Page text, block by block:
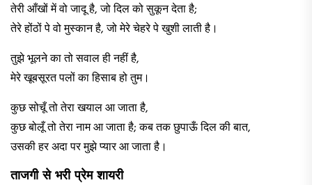
​तेरी आँखों में वो जादू है, जो दिल को सुकून देता है;
तेरे होंठों पे वो मुस्कान है, जो मेरे चेहरे पे खुशी लाती है।​
​तुझे भूलने का तो सवाल ही नहीं है,
मेरे खूबसूरत पलों का हिसाब हो तुम। ​
​कुछ सोचूँ तो तेरा खयाल आ जाता है,
कुछ बोलूँ तो तेरा नाम आ जाता है; कब तक छुपाऊँ दिल की बात,
उसकी हर अदा पर मुझे प्यार आ जाता है।
ताजगी से भरी प्रेम शायरी